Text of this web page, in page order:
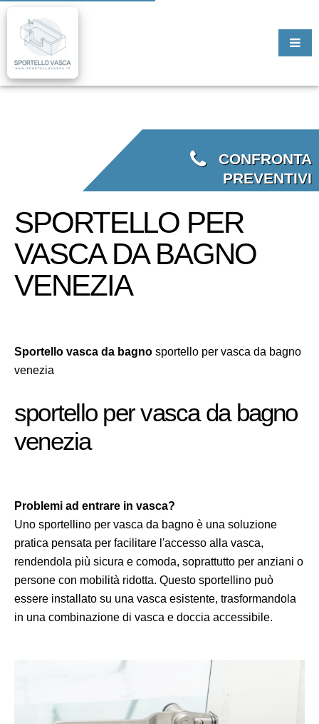
CONFRONTA
PREVENTIVI
SPORTELLO PER
VASCA DA BAGNO
VENEZIA
Sportello vasca da bagno sportello per vasca da bagno
venezia
sportello per vasca da bagno
venezia
Problemi ad entrare in vasca?
Uno sportellino per vasca da bagno è una soluzione
pratica pensata per facilitare l'accesso alla vasca,
rendendola più sicura e comoda, soprattutto per anziani o
persone con mobilità ridotta. Questo sportellino può
essere installato su una vasca esistente, trasformandola
in una combinazione di vasca e doccia accessibile.